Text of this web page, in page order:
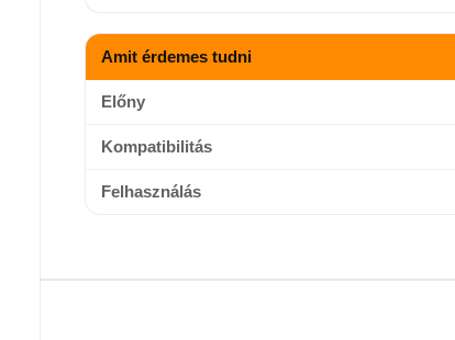
Amit érdemes tudni
Előny
Kompatibilitás
Felhasználás